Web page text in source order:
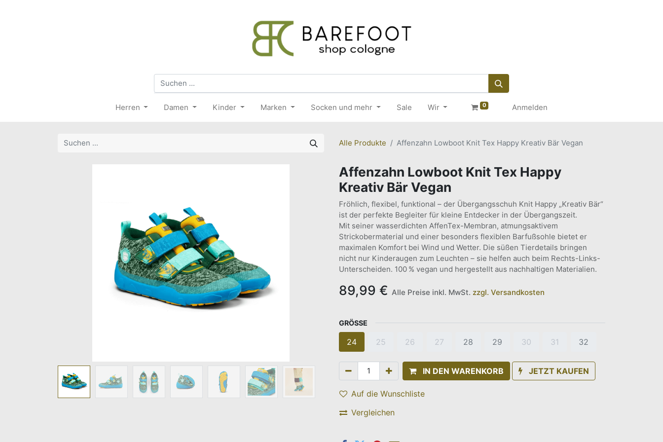
Herren Damen Kinder Marken Socken und mehr Sale Wir 0 Anmelden
Alle Produkte Affenzahn Lowboot Knit Tex Happy Kreativ Bär Vegan
Affenzahn Lowboot Knit Tex Happy
Kreativ Bär Vegan
Fröhlich, flexibel, funktional – der Übergangsschuh Knit Happy „Kreativ Bär“
ist der perfekte Begleiter für kleine Entdecker in der Übergangszeit.
Mit seiner wasserdichten AffenTex-Membran, atmungsaktivem
Strickobermaterial und einer besonders flexiblen Barfußsohle bietet er
maximalen Komfort bei Wind und Wetter. Die süßen Tierdetails bringen
nicht nur Kinderaugen zum Leuchten – sie helfen auch beim Rechts-Links-
Unterscheiden. 100 % vegan und hergestellt aus nachhaltigen Materialien.
89,99 € Alle Preise inkl. MwSt. zzgl. Versandkosten
GRÖSSE
24 25 26 27 28 29 30 31 32
IN DEN WARENKORB JETZT KAUFEN
Auf die Wunschliste
Vergleichen